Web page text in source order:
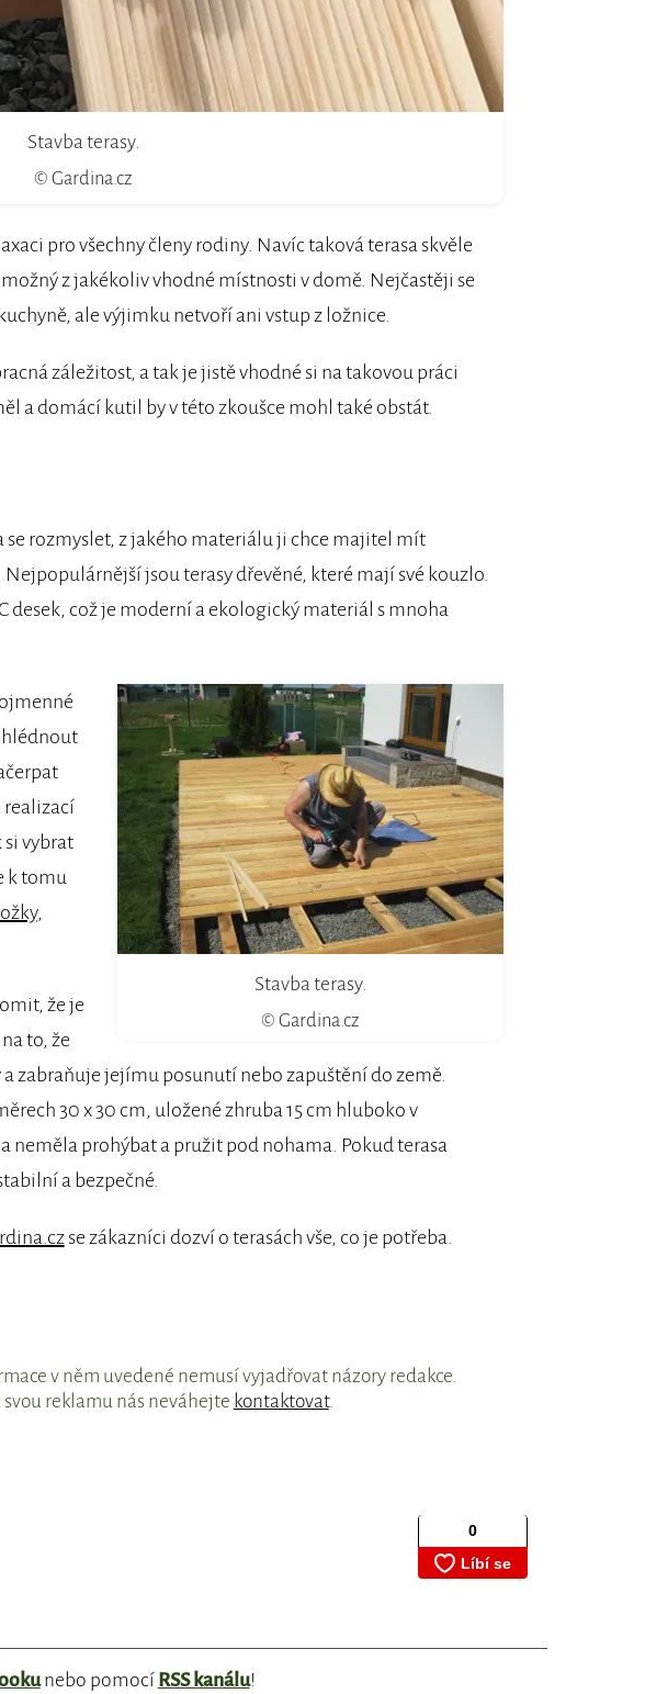
Stavba terasy.
© Gardina.cz
pro všechny členy rodiny. Navíc taková terasa skvěle
z jakékoliv vhodné místnosti v domě. Nejčastěji se
ale výjimku netvoří ani vstup z ložnice.
záležitost, a tak je jistě vhodné si na takovou práci
a domácí kutil by v této zkoušce mohl také obstát.
se rozmyslet, z jakého materiálu ji chce majitel mít
jsou terasy dřevěné, které mají své kouzlo.
desek, což je moderní a ekologický materiál s mnoha
Stavba terasy.
© Gardina.cz
realizací
vybrat
k tomu
,
že je
to, že
zabraňuje jejímu posunutí nebo zapuštění do země.
30 x 30 cm, uložené zhruba 15 cm hluboko v
neměla prohýbat a pružit pod nohama. Pokud terasa
a bezpečné.
se zákazníci dozví o terasách vše, co je potřeba.
v něm uvedené nemusí vyjadřovat názory redakce.
reklamu nás neváhejte kontaktovat.
nebo pomocí RSS kanálu!